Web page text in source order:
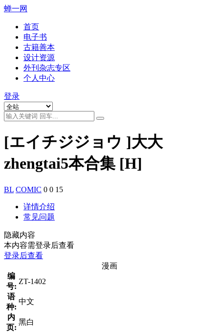
蝉一网
首页
电子书
古籍善本
设计资源
外刊杂志专区
个人中心
登录
[エイチジジョウ ]大大
zhengtai5本合集 [H]
BL COMIC 0 0 15
详情介绍
常见问题
隐藏内容
本内容需登录后查看
登录后查看
漫画
编
号:
ZT-1402
语
种:
中文
内
页:
黑白